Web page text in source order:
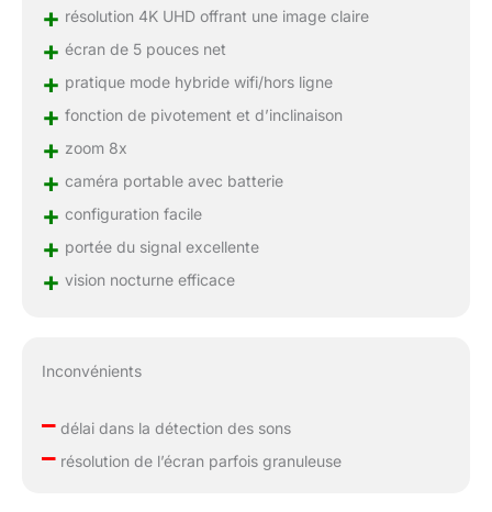
+ résolution 4K UHD offrant une image claire
+ écran de 5 pouces net
+ pratique mode hybride wifi/hors ligne
+ fonction de pivotement et d’inclinaison
+ zoom 8x
+ caméra portable avec batterie
+ configuration facile
+ portée du signal excellente
+ vision nocturne efficace
Inconvénients
–délai dans la détection des sons
–résolution de l’écran parfois granuleuse